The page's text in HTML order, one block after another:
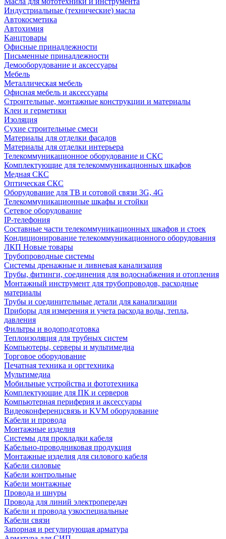
Индустриальные (технические) масла
Автокосметика
Автохимия
Канцтовары
Офисные принадлежности
Письменные принадлежности
Демооборудование и аксессуары
Мебель
Металлическая мебель
Офисная мебель и аксессуары
Строительные, монтажные конструкции и материалы
Клеи и герметики
Изоляция
Сухие строительные смеси
Материалы для отделки фасадов
Материалы для отделки интерьера
Телекоммуникационное оборудование и СКС
Комплектующие для телекоммуникационных шкафов
Медная СКС
Оптическая СКС
Оборудование для ТВ и сотовой связи 3G, 4G
Телекоммуникационные шкафы и стойки
Сетевое оборудование
IP-телефония
Составные части телекоммуникационных шкафов и стоек
Кондиционирование телекоммуникационного оборудования
ЛКП Новые товары
Трубопроводные системы
Системы дренажные и ливневая канализация
Трубы, фитинги, соединения для водоснабжения и отопления
Монтажный инструмент для трубопроводов, расходные
материалы
Трубы и соединительные детали для канализации
Приборы для измерения и учета расхода воды, тепла,
давления
Фильтры и водоподготовка
Теплоизоляция для трубных систем
Компьютеры, серверы и мультимедиа
Торговое оборудование
Печатная техника и оргтехника
Мультимедиа
Мобильные устройства и фототехника
Комплектующие для ПК и серверов
Компьютерная периферия и аксессуары
Видеоконференцсвязь и KVM оборудование
Кабели и провода
Монтажные изделия
Системы для прокладки кабеля
Кабельно-проводниковая продукция
Монтажные изделия для силового кабеля
Кабели силовые
Кабели контрольные
Кабели монтажные
Провода и шнуры
Провода для линий электропередач
Кабели и провода узкоспециальные
Кабели связи
Запорная и регулирующая арматура